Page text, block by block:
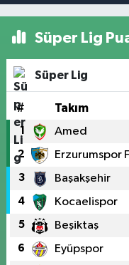
Süper Lig
Süper Lig
# Takım
1 Amed
2 Erzurumspor
3 Başakşehir
4 Kocaelispor
5 Beşiktaş
6 Eyüpspor